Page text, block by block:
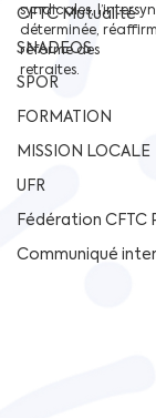
CFTC Mutualité
SNADEOS
SPOR
FORMATION
MISSION LOCALE
UFR
Fédération CFTC
Communiqué
syndicales,
déterminée,
réforme des
retraites.